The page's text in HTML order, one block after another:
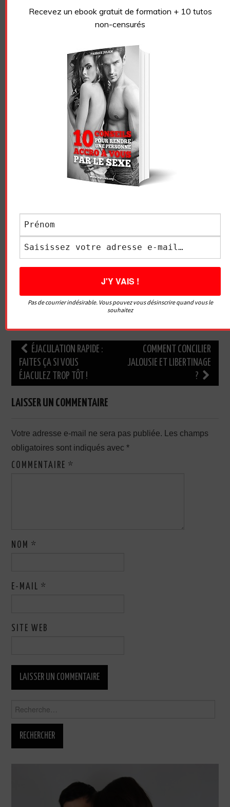
Vidéo sans article
LE GRIVOIS
Navigation
des
articles
ÉJACULATION RAPIDE :
FAITES ÇA SI VOUS
ÉJACULEZ TROP TÔT !
COMMENT CONCILIER
JALOUSIE ET LIBERTINAGE
?
LAISSER UN COMMENTAIRE
Votre adresse e-mail ne sera pas publiée.
Les champs
obligatoires sont indiqués avec*
COMMENTAIRE*
NOM*
E-MAIL*
SITE WEB
Recevez un ebook gratuit de formation + 10 tutos
non-censurés
Pas de courrier indésirable. Vous pouvez vous désinscrire quand vous le
souhaitez